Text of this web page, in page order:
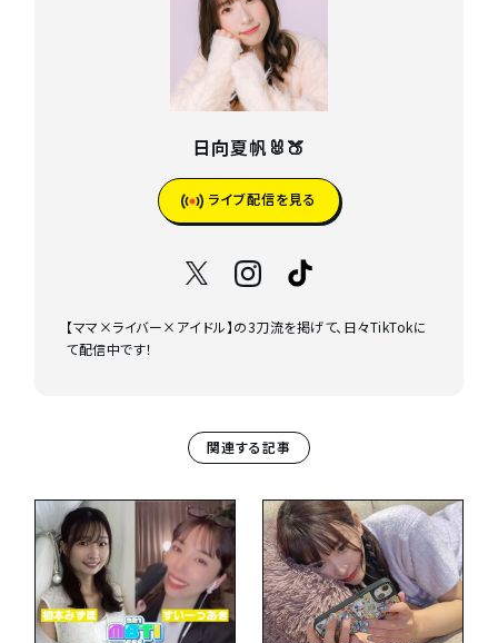
日向夏帆🐰🍑
ライブ配信を見る
【ママ×ライバー×アイドル】の3刀流を掲げて、日々TikTokに
て配信中です！
関連する記事